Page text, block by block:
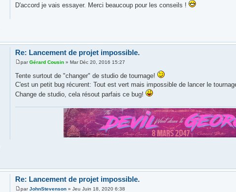
D'accord je vais essayer. Merci beaucoup pour les conseils !
Re: Lancement de projet impossible.
parGérard Cousin» Mar Déc 20, 2016 15:27
Tente surtout de "changer" de studio de tournage!
C'est un petit bug récurent: Tout est vert mais impossible de lancer le
Change de studio, cela résout parfais ce bug!
Re: Lancement de projet impossible.
parJohnStevenson» Jeu Juin 18, 2020 6:38